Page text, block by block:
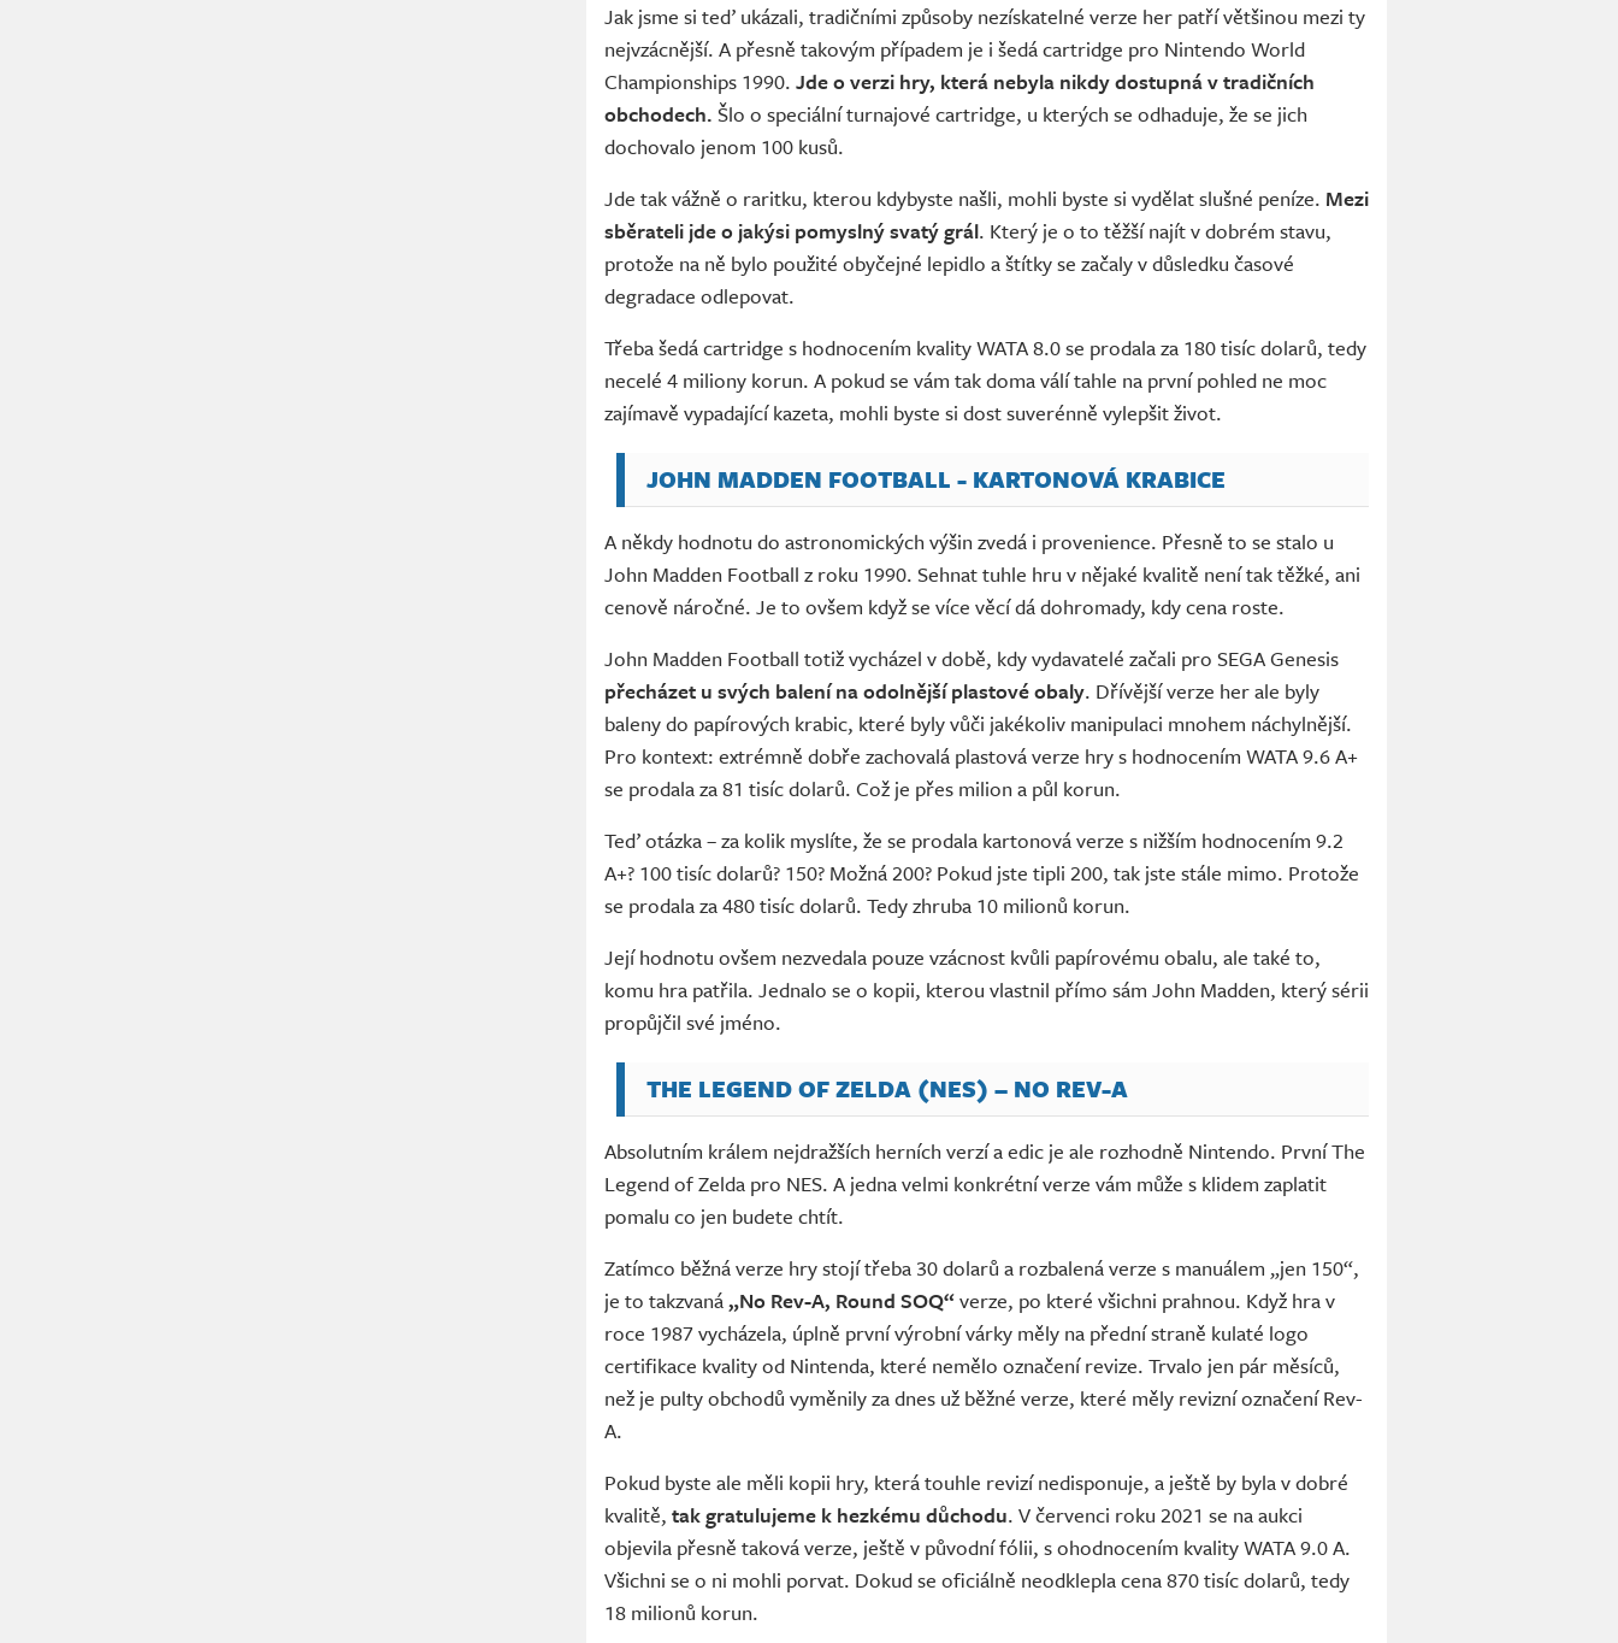
Jak jsme si teď ukázali, tradičními způsoby nezískatelné verze her patří většinou mezi ty
nejvzácnější. A přesně takovým případem je i šedá cartridge pro Nintendo World
Championships 1990. Jde o verzi hry, která nebyla nikdy dostupná v tradičních
obchodech. Šlo o speciální turnajové cartridge, u kterých se odhaduje, že se jich
dochovalo jenom 100 kusů.
Jde tak vážně o raritku, kterou kdybyste našli, mohli byste si vydělat slušné peníze. Mezi
sběrateli jde o jakýsi pomyslný svatý grál. Který je o to těžší najít v dobrém stavu,
protože na ně bylo použité obyčejné lepidlo a štítky se začaly v důsledku časové
degradace odlepovat.
Třeba šedá cartridge s hodnocením kvality WATA 8.0 se prodala za 180 tisíc dolarů, tedy
necelé 4 miliony korun. A pokud se vám tak doma válí tahle na první pohled ne moc
zajímavě vypadající kazeta, mohli byste si dost suverénně vylepšit život.
JOHN MADDEN FOOTBALL - KARTONOVÁ KRABICE
A někdy hodnotu do astronomických výšin zvedá i provenience. Přesně to se stalo u
John Madden Football z roku 1990. Sehnat tuhle hru v nějaké kvalitě není tak těžké, ani
cenově náročné. Je to ovšem když se více věcí dá dohromady, kdy cena roste.
John Madden Football totiž vycházel v době, kdy vydavatelé začali pro SEGA Genesis
přecházet u svých balení na odolnější plastové obaly. Dřívější verze her ale byly
baleny do papírových krabic, které byly vůči jakékoliv manipulaci mnohem náchylnější.
Pro kontext: extrémně dobře zachovalá plastová verze hry s hodnocením WATA 9.6 A+
se prodala za 81 tisíc dolarů. Což je přes milion a půl korun.
Teď otázka – za kolik myslíte, že se prodala kartonová verze s nižším hodnocením 9.2
A+? 100 tisíc dolarů? 150? Možná 200? Pokud jste tipli 200, tak jste stále mimo. Protože
se prodala za 480 tisíc dolarů. Tedy zhruba 10 milionů korun.
Její hodnotu ovšem nezvedala pouze vzácnost kvůli papírovému obalu, ale také to,
komu hra patřila. Jednalo se o kopii, kterou vlastnil přímo sám John Madden, který sérii
propůjčil své jméno.
THE LEGEND OF ZELDA (NES) – NO REV-A
Absolutním králem nejdražších herních verzí a edic je ale rozhodně Nintendo. První The
Legend of Zelda pro NES. A jedna velmi konkrétní verze vám může s klidem zaplatit
pomalu co jen budete chtít.
Zatímco běžná verze hry stojí třeba 30 dolarů a rozbalená verze s manuálem „jen 150“,
je to takzvaná„No Rev-A, Round SOQ“verze, po které všichni prahnou. Když hra v
roce 1987 vycházela, úplně první výrobní várky měly na přední straně kulaté logo
certifikace kvality od Nintenda, které nemělo označení revize. Trvalo jen pár měsíců,
než je pulty obchodů vyměnily za dnes už běžné verze, které měly revizní označení Rev-
A.
Pokud byste ale měli kopii hry, která touhle revizí nedisponuje, a ještě by byla v dobré
kvalitě, tak gratulujeme k hezkému důchodu. V červenci roku 2021 se na aukci
objevila přesně taková verze, ještě v původní fólii, s ohodnocením kvality WATA 9.0 A.
Všichni se o ni mohli porvat. Dokud se oficiálně neodklepla cena 870 tisíc dolarů, tedy
18 milionů korun.